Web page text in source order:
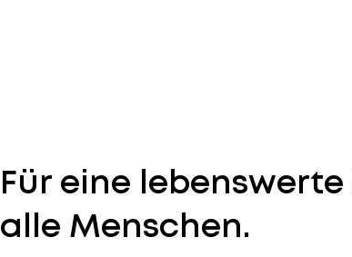
Für eine
alle Menschen.